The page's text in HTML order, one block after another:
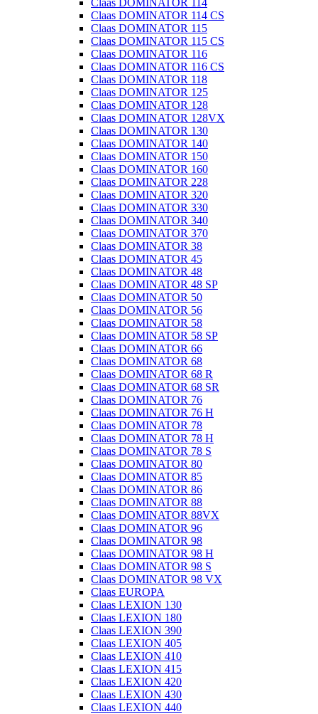
Claas DOMINATOR 114
Claas DOMINATOR 114 CS
Claas DOMINATOR 115
Claas DOMINATOR 115 CS
Claas DOMINATOR 116
Claas DOMINATOR 116 CS
Claas DOMINATOR 118
Claas DOMINATOR 125
Claas DOMINATOR 128
Claas DOMINATOR 128VX
Claas DOMINATOR 130
Claas DOMINATOR 140
Claas DOMINATOR 150
Claas DOMINATOR 160
Claas DOMINATOR 228
Claas DOMINATOR 320
Claas DOMINATOR 330
Claas DOMINATOR 340
Claas DOMINATOR 370
Claas DOMINATOR 38
Claas DOMINATOR 45
Claas DOMINATOR 48
Claas DOMINATOR 48 SP
Claas DOMINATOR 50
Claas DOMINATOR 56
Claas DOMINATOR 58
Claas DOMINATOR 58 SP
Claas DOMINATOR 66
Claas DOMINATOR 68
Claas DOMINATOR 68 R
Claas DOMINATOR 68 SR
Claas DOMINATOR 76
Claas DOMINATOR 76 H
Claas DOMINATOR 78
Claas DOMINATOR 78 H
Claas DOMINATOR 78 S
Claas DOMINATOR 80
Claas DOMINATOR 85
Claas DOMINATOR 86
Claas DOMINATOR 88
Claas DOMINATOR 88VX
Claas DOMINATOR 96
Claas DOMINATOR 98
Claas DOMINATOR 98 H
Claas DOMINATOR 98 S
Claas DOMINATOR 98 VX
Claas EUROPA
Claas LEXION 130
Claas LEXION 180
Claas LEXION 390
Claas LEXION 405
Claas LEXION 410
Claas LEXION 415
Claas LEXION 420
Claas LEXION 430
Claas LEXION 440